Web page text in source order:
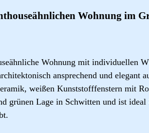
Wohnung im
Wohnung mit individuellen
ansprechend und elegant
weißen Kunststofffenstern mit
grünen Lage in Schwitten und ist